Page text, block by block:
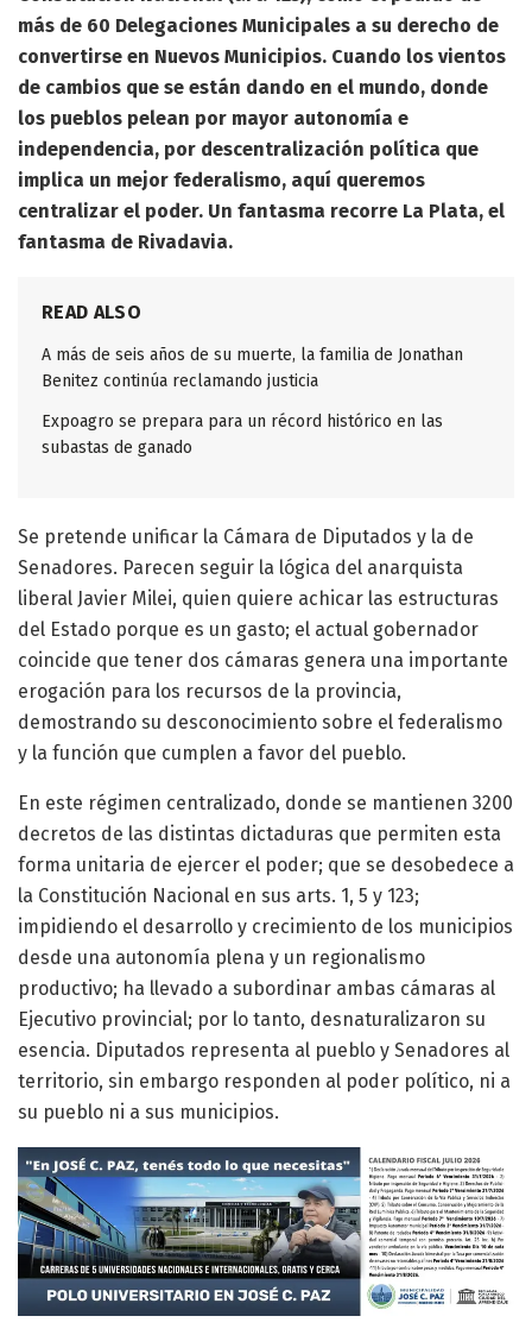
más de 60 Delegaciones Municipales a su derecho de
convertirse en Nuevos Municipios. Cuando los vientos
de cambios que se están dando en el mundo, donde
los pueblos pelean por mayor autonomía e
independencia, por descentralización política que
implica un mejor federalismo, aquí queremos
centralizar el poder. Un fantasma recorre La Plata, el
fantasma de Rivadavia.
READ ALSO
A más de seis años de su muerte, la familia de Jonathan
Benitez continúa reclamando justicia
Expoagro se prepara para un récord histórico en las
subastas de ganado
Se pretende unificar la Cámara de Diputados y la de
Senadores. Parecen seguir la lógica del anarquista
liberal Javier Milei, quien quiere achicar las estructuras
del Estado porque es un gasto; el actual gobernador
coincide que tener dos cámaras genera una importante
erogación para los recursos de la provincia,
demostrando su desconocimiento sobre el federalismo
y la función que cumplen a favor del pueblo.
En este régimen centralizado, donde se mantienen 3200
decretos de las distintas dictaduras que permiten esta
forma unitaria de ejercer el poder; que se desobedece a
la Constitución Nacional en sus arts. 1, 5 y 123;
impidiendo el desarrollo y crecimiento de los municipios
desde una autonomía plena y un regionalismo
productivo; ha llevado a subordinar ambas cámaras al
Ejecutivo provincial; por lo tanto, desnaturalizaron su
esencia. Diputados representa al pueblo y Senadores al
territorio, sin embargo responden al poder político, ni a
su pueblo ni a sus municipios.